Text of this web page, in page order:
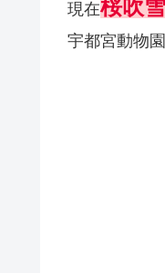
現在桜吹
宇都宮動物